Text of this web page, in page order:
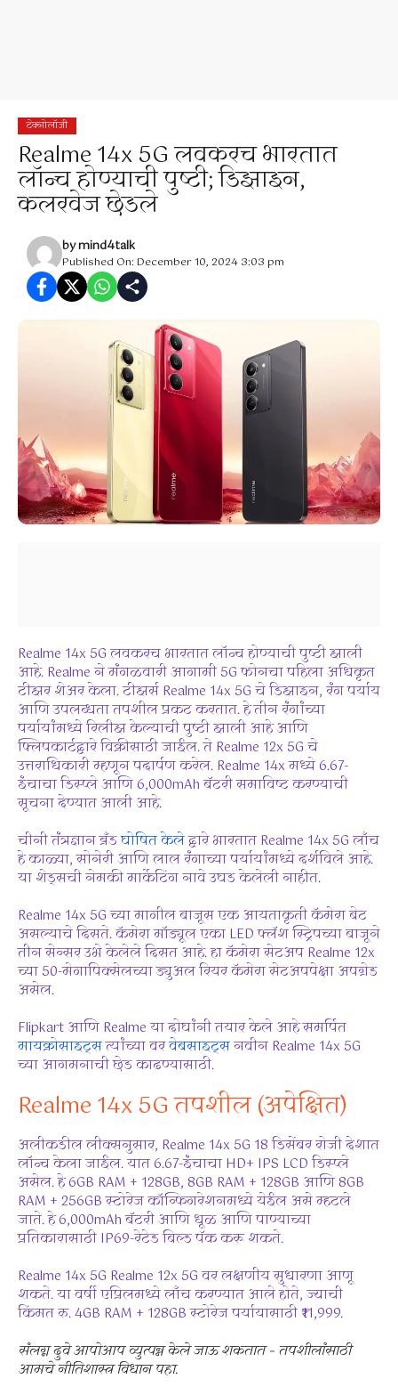
टेक्नोलॉजी
Realme 14x 5G लवकरच भारतात
लॉन्च होण्याची पुष्टी; डिझाइन,
कलरवेज छेडले
bymind4talk
Published On: December 10, 2024 3:03 pm
Realme 14x 5G लवकरच भारतात लॉन्च होण्याची पुष्टी झाली
आहे. Realme ने मंगळवारी आगामी 5G फोनचा पहिला अधिकृत
टीझर शेअर केला. टीझर्स Realme 14x 5G चे डिझाइन, रंग पर्याय
आणि उपलब्धता तपशील प्रकट करतात. हे तीन रंगांच्या
पर्यायांमध्ये रिलीझ केल्याची पुष्टी झाली आहे आणि
फ्लिपकार्टद्वारे विक्रीसाठी जाईल. ते Realme 12x 5G चे
उत्तराधिकारी म्हणून पदार्पण करेल. Realme 14x मध्ये 6.67-
इंचाचा डिस्प्ले आणि 6,000mAh बॅटरी समाविष्ट करण्याची
सूचना देण्यात आली आहे.
चीनी तंत्रज्ञान ब्रँडघोषित केलेद्वारे भारतात Realme 14x 5G लाँच
हे काळ्या, सोनेरी आणि लाल रंगाच्या पर्यायांमध्ये दर्शविले आहे.
या शेड्सची नेमकी मार्केटिंग नावे उघड केलेली नाहीत.
Realme 14x 5G च्या मागील बाजूस एक आयताकृती कॅमेरा बेट
असल्याचे दिसते. कॅमेरा मॉड्यूल एका LED फ्लॅश स्ट्रिपच्या बाजूने
तीन सेन्सर उभे केलेले दिसत आहे. हा कॅमेरा सेटअप Realme 12x
च्या 50-मेगापिक्सेलच्या ड्युअल रियर कॅमेरा सेटअपपेक्षा अपग्रेड
असेल.
Flipkart आणि Realme या दोघांनी तयार केले आहेसमर्पित
मायक्रोसाइट्सत्यांच्या वरवेबसाइट्सनवीन Realme 14x 5G
च्या आगमनाची छेड काढण्यासाठी.
Realme 14x 5G तपशील (अपेक्षित)
अलीकडील लीक्सनुसार, Realme 14x 5G 18 डिसेंबर रोजी देशात
लॉन्च केला जाईल. यात 6.67-इंचाचा HD+ IPS LCD डिस्प्ले
असेल. हे 6GB RAM + 128GB, 8GB RAM + 128GB आणि 8GB
RAM + 256GB स्टोरेज कॉन्फिगरेशनमध्ये येईल असे म्हटले
जाते. हे 6,000mAh बॅटरी आणि धूळ आणि पाण्याच्या
प्रतिकारासाठी IP69-रेटेड बिल्ड पॅक करू शकते.
Realme 14x 5G Realme 12x 5G वर लक्षणीय सुधारणा आणू
शकते. या वर्षी एप्रिलमध्ये लाँच करण्यात आले होते, ज्याची
किंमत रु. 4GB RAM + 128GB स्टोरेज पर्यायासाठी ₹11,999.
संलग्न दुवे आपोआप व्युत्पन्न केले जाऊ शकतात – तपशीलांसाठी
आमचे नीतिशास्त्र विधान पहा.